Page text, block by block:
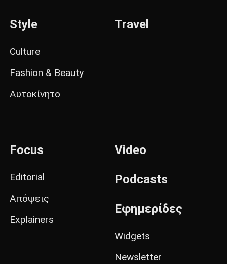
Style
Culture
Fashion & Beauty
Αυτοκίνητο
Travel
Focus
Editorial
Απόψεις
Explainers
Video
Podcasts
Εφημερίδες
Widgets
Newsletter